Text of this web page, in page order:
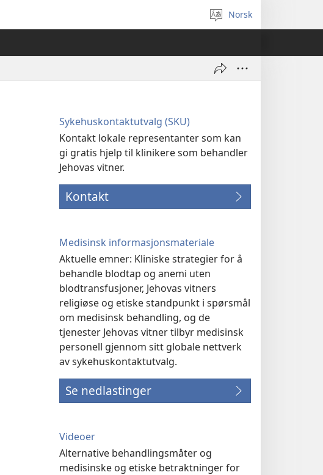
Velg
språk
Norsk
Sykehuskontaktutvalg (SKU)
Kontakt lokale representanter som kan
gi gratis hjelp til klinikere som behandler
Jehovas vitner.
Kontakt
Medisinsk informasjonsmateriale
Aktuelle emner: Kliniske strategier for å
behandle blodtap og anemi uten
blodtransfusjoner, Jehovas vitners
religiøse og etiske standpunkt i spørsmål
om medisinsk behandling, og de
tjenester Jehovas vitner tilbyr medisinsk
personell gjennom sitt globale nettverk
av sykehuskontaktutvalg.
Se nedlastinger
Videoer
Alternative behandlingsmåter og
medisinske og etiske betraktninger for